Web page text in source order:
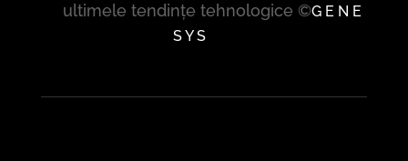
ultimele tendințe tehnologice ©G E N E
S Y S